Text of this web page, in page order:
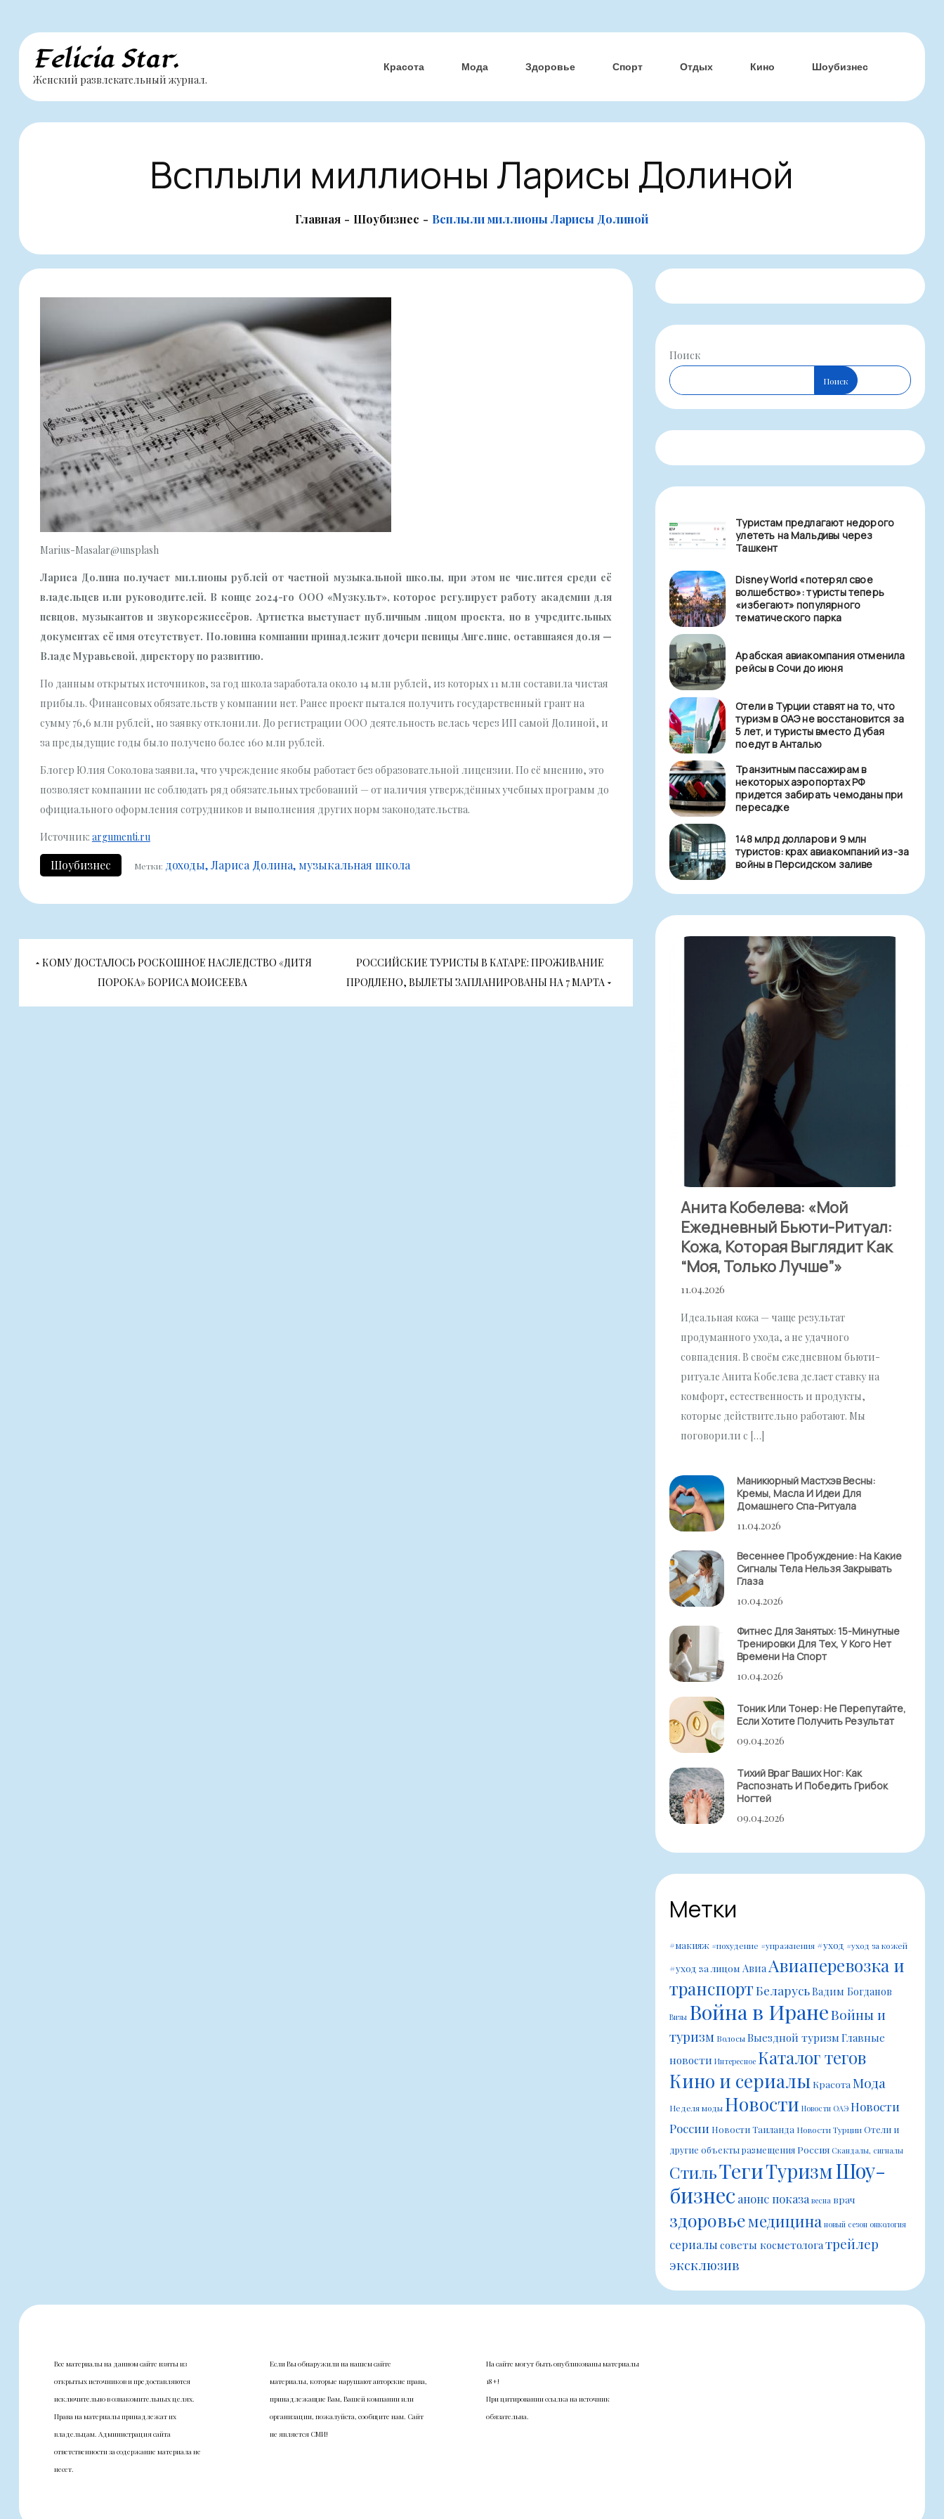
Перейти
содержимому
Felicia Star.
Женский развлекательный журнал.
Красота Мода Здоровье Спорт Отдых Кино Шоубизнес
Всплыли миллионы Ларисы Долиной
Главная Шоубизнес Всплыли миллионы Ларисы Долиной
Marius-Masalar@unsplash
Лариса Долина получает миллионы рублей от частной музыкальной школы, при этом не числится среди её
владельцев или руководителей. В конце 2024-го ООО «Музкульт», которое регулирует работу академии для
певцов, музыкантов и звукорежиссёров. Артистка выступает публичным лицом проекта, но в учредительных
документах её имя отсутствует. Половина компании принадлежит дочери певицы Ангелине, оставшаяся доля —
Владе Муравьевой, директору по развитию.
По данным открытых источников, за год школа заработала около 14 млн рублей, из которых 11 млн составила чистая
прибыль. Финансовых обязательств у компании нет. Ранее проект пытался получить государственный грант на
сумму 76,6 млн рублей, но заявку отклонили. До регистрации ООО деятельность велась через ИП самой Долиной, и
за предыдущие годы было получено более 160 млн рублей.
Блогер Юлия Соколова заявила, что учреждение якобы работает без образовательной лицензии. По её мнению, это
позволяет компании не соблюдать ряд обязательных требований — от наличия утверждённых учебных программ до
официального оформления сотрудников и выполнения других норм законодательства.
Источник: argumenti.ru
Шоубизнес Метки: доходы Лариса Долина музыкальная школа
Навигация
КОМУ ДОСТАЛОСЬ РОСКОШНОЕ НАСЛЕДСТВО «ДИТЯ
ПОРОКА» БОРИСА МОИСЕЕВА
РОССИЙСКИЕ ТУРИСТЫ В КАТАРЕ: ПРОЖИВАНИЕ
ПРОДЛЕНО, ВЫЛЕТЫ ЗАПЛАНИРОВАНЫ НА 7 МАРТА
Поиск
Поиск
Туристам предлагают недорого
улететь на Мальдивы через
Ташкент
Disney World «потерял свое
волшебство»: туристы теперь
«избегают» популярного
тематического парка
Арабская авиакомпания отменила
рейсы в Сочи до июня
Отели в Турции ставят на то, что
туризм в ОАЭ не восстановится за
5 лет, и туристы вместо Дубая
поедут в Анталью
Транзитным пассажирам в
некоторых аэропортах РФ
придется забирать чемоданы при
пересадке
148 млрд долларов и 9 млн
туристов: крах авиакомпаний из-за
войны в Персидском заливе
Анита Кобелева: «Мой
Ежедневный Бьюти-Ритуал:
Кожа, Которая Выглядит Как
“моя, Только Лучше”»
11.04.2026
Идеальная кожа — чаще результат
продуманного ухода, а не удачного
совпадения. В своём ежедневном бьюти-
ритуале Анита Кобелева делает ставку на
комфорт, естественность и продукты,
которые действительно работают. Мы
поговорили с […]
Маникюрный Мастхэв Весны:
Кремы, Масла И Идеи Для
Домашнего Спа-Ритуала
11.04.2026
Весеннее Пробуждение: На Какие
Сигналы Тела Нельзя Закрывать
Глаза
10.04.2026
Фитнес Для Занятых: 15-Минутные
Тренировки Для Тех, У Кого Нет
Времени На Спорт
10.04.2026
Тоник Или Тонер: Не Перепутайте,
Если Хотите Получить Результат
09.04.2026
Тихий Враг Ваших Ног: Как
Распознать И Победить Грибок
Ногтей
09.04.2026
Метки
#макияж #похудение #упражнения #уход #уход за кожей
#уход за лицом Авиа Авиаперевозка и
транспортБеларусьВадим Богданов
Визы Война в ИранеВойны и
туризм ВолосыВыездной туризмГлавные
новости Интересное Каталог тегов
Кино и сериалыКрасота Мода
Неделя моды Новости Новости ОАЭ Новости
России Новости Таиланда Новости ТурцииОтели и
другие объекты размещенияРоссия Скандалы, сигналы
СтильТегиТуризмШоу-
бизнес анонс показа весна врач
здоровьемедицина новый сезон онкология
сериалы советы косметологатрейлер
эксклюзив
Все материалы на данном сайте взяты из
открытых источников и предоставляются
исключительно в ознакомительных целях.
Права на материалы принадлежат их
владельцам. Администрация сайта
ответственности за содержание материала не
несет.
Если Вы обнаружили на нашем сайте
материалы, которые нарушают авторские права,
принадлежащие Вам, Вашей компании или
организации, пожалуйста, сообщите нам. Сайт
не является СМИ!
На сайте могут быть опубликованы материалы
18+!
При цитировании ссылка на источник
обязательна.